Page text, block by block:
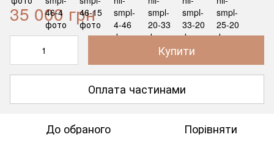
35 000 грн
Купити
Оплата частинами
До обраного Порівняти